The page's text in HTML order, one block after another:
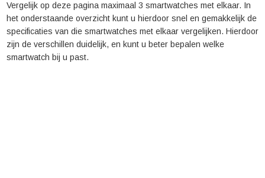
Vergelijk op deze pagina maximaal 3 smartwatches met elkaar. In
het onderstaande overzicht kunt u hierdoor snel en gemakkelijk de
specificaties van die smartwatches met elkaar vergelijken. Hierdoor
zijn de verschillen duidelijk, en kunt u beter bepalen welke
smartwatch bij u past.